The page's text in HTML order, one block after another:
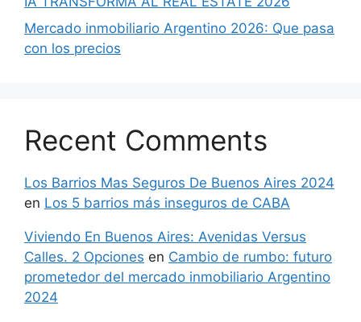
Mercado inmobiliario Argentino 2026: Que pasa
con los precios
Recent Comments
Los Barrios Mas Seguros De Buenos Aires 2024
en Los 5 barrios más inseguros de CABA
Viviendo En Buenos Aires: Avenidas Versus
Calles. 2 Opciones en Cambio de rumbo: futuro
prometedor del mercado inmobiliario Argentino
2024